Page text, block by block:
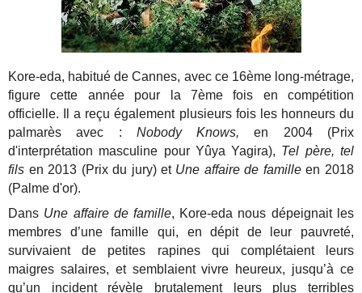
Kore-eda, habitué de Cannes, avec ce 16ème long-métrage,
figure cette année pour la 7ème fois en compétition
officielle. Il a reçu également plusieurs fois les honneurs du
palmarès avec : Nobody Knows,en 2004 (Prix
d'interprétation masculine pour Yûya Yagira), Tel père, tel
fils en 2013 (Prix du jury) et Une affaire de familleen 2018
(Palme d'or).
Dans Une affaire de famille, Kore-eda nous dépeignait les
membres d’une famille qui, en dépit de leur pauvreté,
survivaient de petites rapines qui complétaient leurs
maigres salaires, et semblaient vivre heureux, jusqu’à ce
qu’un incident révèle brutalement leurs plus terribles